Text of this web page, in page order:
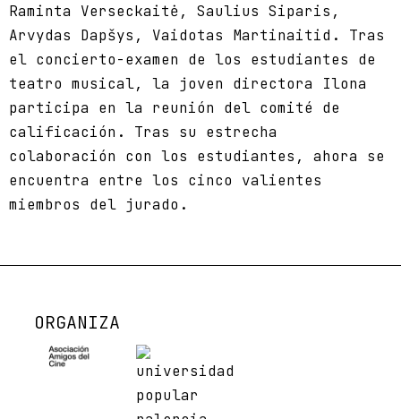
Raminta Verseckaitė, Saulius Siparis,
Arvydas Dapšys, Vaidotas Martinaitid. Tras
el concierto-examen de los estudiantes de
teatro musical, la joven directora Ilona
participa en la reunión del comité de
calificación. Tras su estrecha
colaboración con los estudiantes, ahora se
encuentra entre los cinco valientes
miembros del jurado.
ORGANIZA